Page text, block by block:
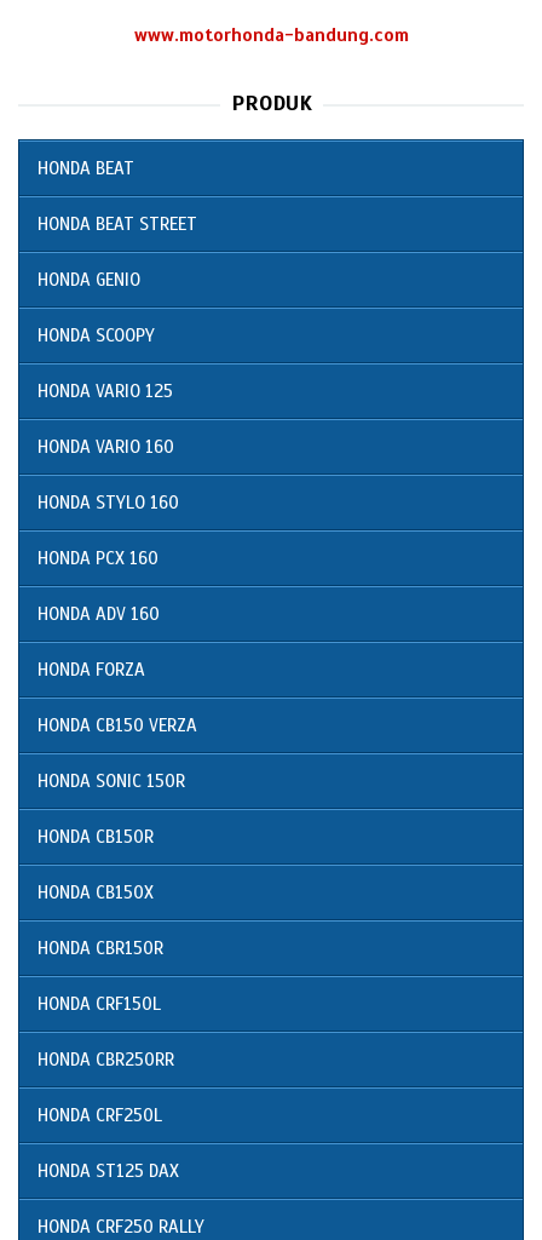
www.motorhonda-bandung.com
PRODUK
HONDA BEAT
HONDA BEAT STREET
HONDA GENIO
HONDA SCOOPY
HONDA VARIO 125
HONDA VARIO 160
HONDA STYLO 160
HONDA PCX 160
HONDA ADV 160
HONDA FORZA
HONDA CB150 VERZA
HONDA SONIC 150R
HONDA CB150R
HONDA CB150X
HONDA CBR150R
HONDA CRF150L
HONDA CBR250RR
HONDA CRF250L
HONDA ST125 DAX
HONDA CRF250 RALLY